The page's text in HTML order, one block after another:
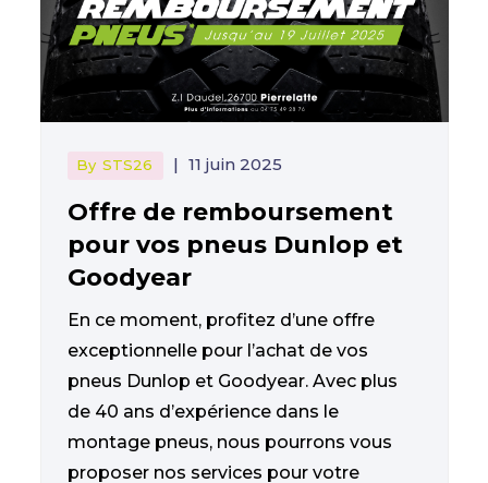
By STS26 | 11 juin 2025
Offre de remboursement
pour vos pneus Dunlop et
Goodyear
En ce moment, profitez d’une offre
exceptionnelle pour l’achat de vos
pneus Dunlop et Goodyear. Avec plus
de 40 ans d’expérience dans le
montage pneus, nous pourrons vous
proposer nos services pour votre